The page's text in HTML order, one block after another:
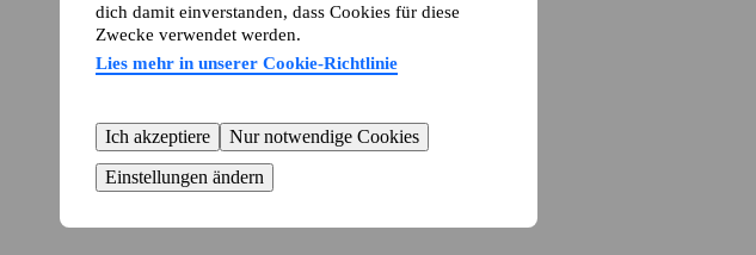
dich damit einverstanden, dass Cookies für diese
Zwecke verwendet werden.
Lies mehr in unserer Cookie-Richtlinie
Ich akzeptiere
Nur notwendige Cookies
Einstellungen ändern